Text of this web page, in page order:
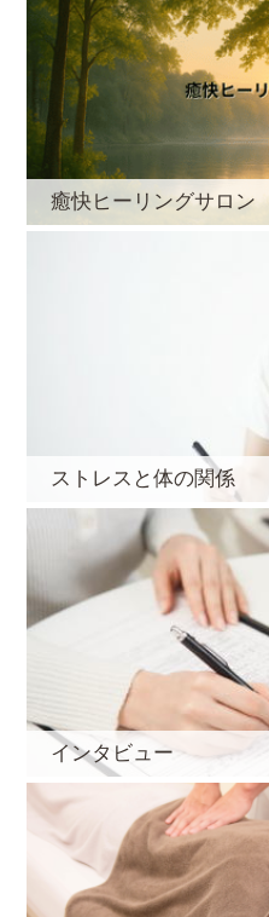
癒快ヒーリングサロン
ストレスと体の関係
インタビュー